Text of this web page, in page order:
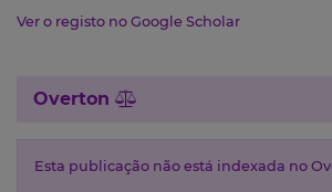
Ver o registo no Google Scholar
Overton
Esta publicação não está indexada no